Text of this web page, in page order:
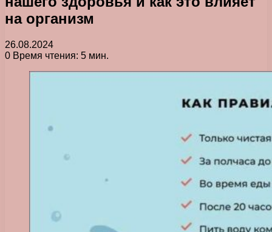
на организм
26.08.2024
0 Время чтения: 5 мин.